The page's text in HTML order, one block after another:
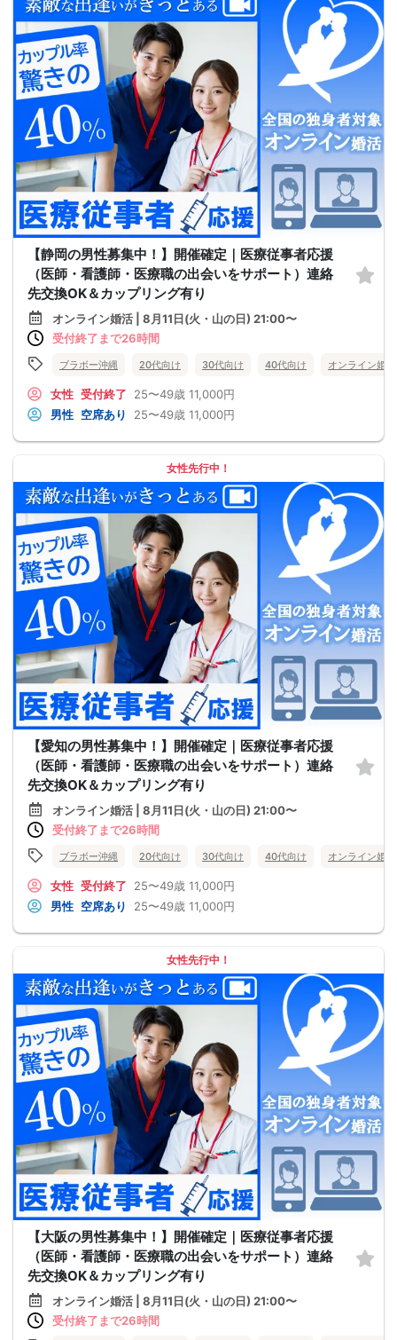
【静岡の男性募集中！】開催確定｜医療従事者応援
（医師・看護師・医療職の出会いをサポート）連絡
先交換OK＆カップリング有り
オンライン婚活 | 8月11日(火・山の日) 21:00〜
受付終了まで26時間
ブラボー沖縄 20代向け 30代向け 40代向け オンライン婚活
女性 受付終了 25〜49歳 11,000円
男性 空席あり 25〜49歳 11,000円
女性先行中！
【愛知の男性募集中！】開催確定｜医療従事者応援
（医師・看護師・医療職の出会いをサポート）連絡
先交換OK＆カップリング有り
オンライン婚活 | 8月11日(火・山の日) 21:00〜
受付終了まで26時間
ブラボー沖縄 20代向け 30代向け 40代向け オンライン婚活
女性 受付終了 25〜49歳 11,000円
男性 空席あり 25〜49歳 11,000円
女性先行中！
【大阪の男性募集中！】開催確定｜医療従事者応援
（医師・看護師・医療職の出会いをサポート）連絡
先交換OK＆カップリング有り
オンライン婚活 | 8月11日(火・山の日) 21:00〜
受付終了まで26時間